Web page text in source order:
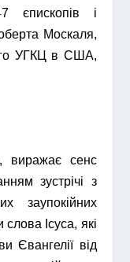
єпископів і
Москаля,
УГКЦ в США,
виражає сенс
зустрічі з
заупокійних
Ісуса, які
Євангелії від